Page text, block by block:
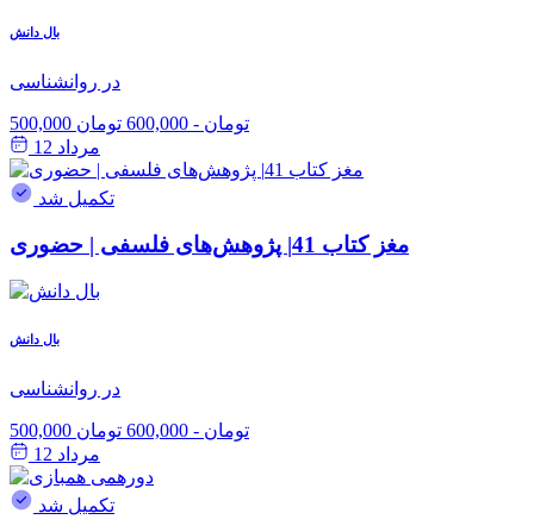
بال دانش
در روانشناسی
500,000 تومان - 600,000 تومان
مرداد 12
تکمیل شد
مغز کتاب 41| پژوهش‌های فلسفی | حضوری
بال دانش
در روانشناسی
500,000 تومان - 600,000 تومان
مرداد 12
تکمیل شد